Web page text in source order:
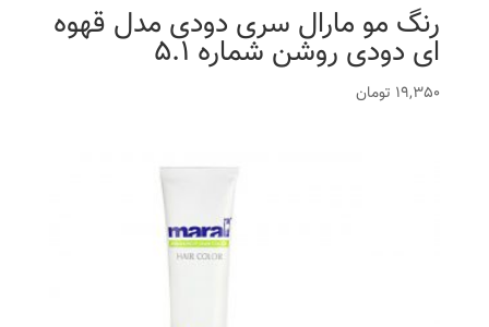
رنگ مو مارال سری دودی مدل قهوه
ای دودی روشن شماره 5.1
19,350 تومان